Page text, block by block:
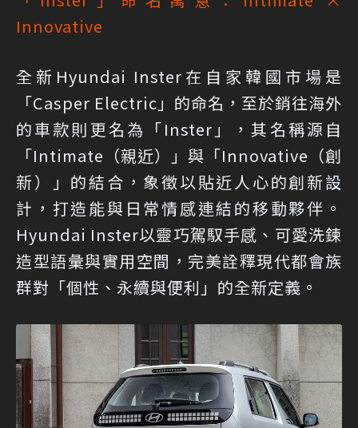
Innovative
全新Hyundai Inster在自家韓國市場是
「Casper Electric」的命名，至於銷往海外
的車款則更名為「Inster」，其名稱源自
「Intimate（親近）」與「Innovative（創
新）」的結合，象徵以貼近人心的創新設
計，打造能與日常情感連結的移動夥伴。
Hyundai Inster以靈巧駕馭手感、可愛洗鍊
造型語彙與實用空間，完美詮釋現代都會族
群對「個性、永續與便利」的全新定義。